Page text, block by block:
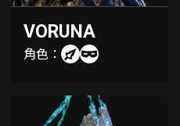
VORUNA
角色：